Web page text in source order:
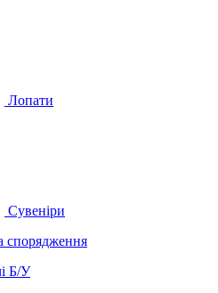
Лопати
Сувеніри
спорядження
Б/У